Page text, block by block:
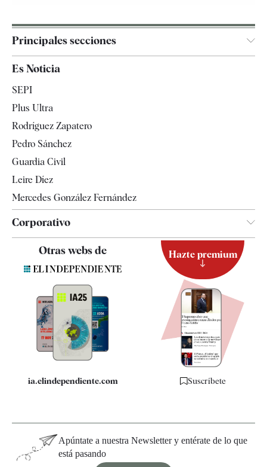
Principales secciones
España
Televisión
Es Noticia
SEPI
Plus Ultra
Rodríguez Zapatero
Pedro Sánchez
Guardia Civil
Leire Díez
Mercedes González Fernández
Corporativo
Contacto
Quiénes somos
Especificaciones
Otras webs de
ia.elindependiente.com
Hazte premium
Suscríbete
Apúntate a nuestra Newsletter y entérate de lo que
está pasando